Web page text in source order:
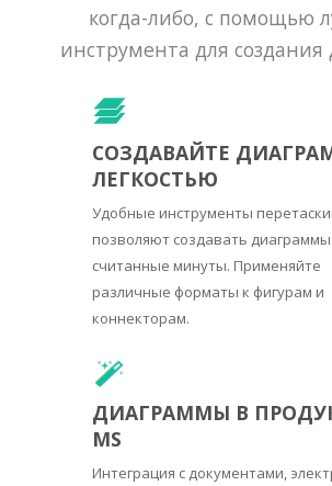
когда-либо, с помощью
инструмента для
СОЗДАВАЙТЕ
ЛЕГКОСТЬЮ
Удобные инструменты
позволяют создавать диаграммы
считанные минуты. Применяйте
различные форматы к фигурам и
коннекторам.
ДИАГРАММЫ В
MS
Интеграция с документами,